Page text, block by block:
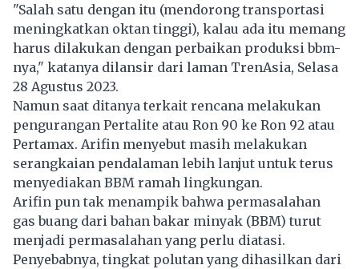
"Salah satu dengan itu (mendorong transportasi
meningkatkan oktan tinggi), kalau ada itu memang
harus dilakukan dengan perbaikan produksi bbm-
nya," katanya dilansir dari laman TrenAsia, Selasa
28 Agustus 2023.
Namun saat ditanya terkait rencana melakukan
pengurangan Pertalite atau Ron 90 ke Ron 92 atau
Pertamax. Arifin menyebut masih melakukan
serangkaian pendalaman lebih lanjut untuk terus
menyediakan BBM ramah lingkungan.
Arifin pun tak menampik bahwa permasalahan
gas buang dari bahan bakar minyak (BBM) turut
menjadi permasalahan yang perlu diatasi.
Penyebabnya, tingkat polutan yang dihasilkan dari